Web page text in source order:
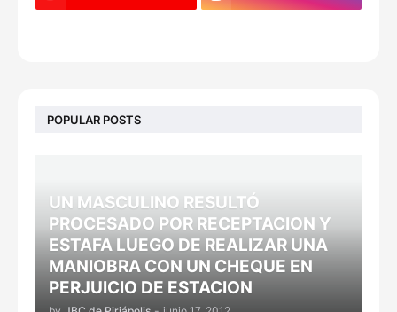
POPULAR POSTS
UN MASCULINO RESULTÓ
PROCESADO POR RECEPTACION Y
ESTAFA LUEGO DE REALIZAR UNA
MANIOBRA CON UN CHEQUE EN
PERJUICIO DE ESTACION